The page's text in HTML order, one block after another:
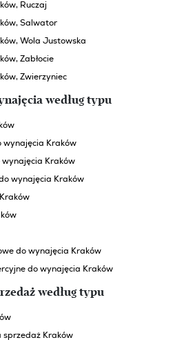
Ruczaj
Salwator
Wola Justowska
Zabłocie
Zwierzyniec
według typu
wynajęcia Kraków
wynajęcia Kraków
wynajęcia Kraków
do wynajęcia Kraków
do wynajęcia Kraków
według typu
sprzedaż Kraków